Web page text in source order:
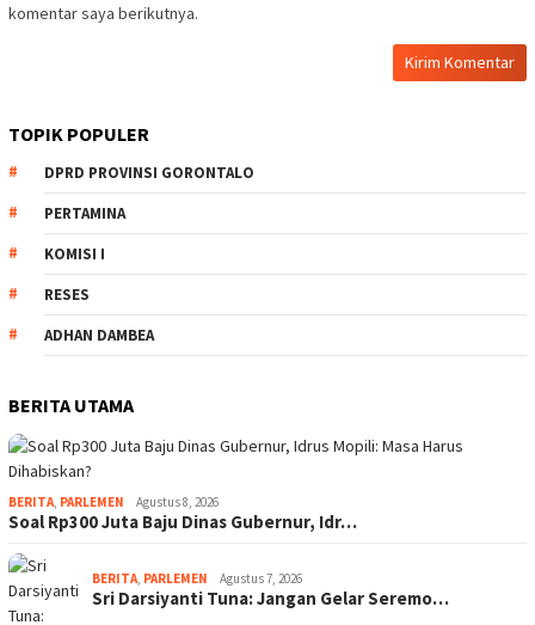
komentar saya berikutnya.
TOPIK POPULER
DPRD PROVINSI GORONTALO
PERTAMINA
KOMISI I
RESES
ADHAN DAMBEA
BERITA UTAMA
BERITA PARLEMEN Agustus 8, 2026
Soal Rp300 Juta Baju Dinas Gubernur, Idr…
BERITA PARLEMEN Agustus 7, 2026
Sri Darsiyanti Tuna: Jangan Gelar Seremo…